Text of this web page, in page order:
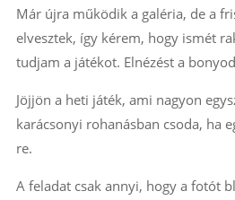
Már újra működik a galéria, de a
elvesztek, így kérem, hogy ismét
tudjam a játékot. Elnézést a
Jöjjön a heti játék, ami nagyon
karácsonyi rohanásban csoda, ha
re.
A feladat csak annyi, hogy a fotót